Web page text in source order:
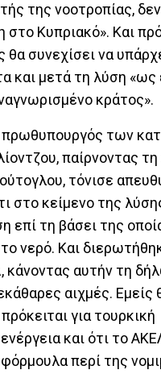
της νοοτροπίας,
στο Κυπριακό». Και
συνεχίσει να
και μετά τη λύση «ως
κράτος».
πρωθυπουργός των
παίρνοντας
τόνισε
στο κείμενο της
επί τη βάσει της
νερό. Και
κάνοντας αυτήν τη
αιχμές. Εμείς
για τουρκική
και ότι το
φόρμουλα περί της